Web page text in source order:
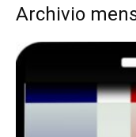
Archivio